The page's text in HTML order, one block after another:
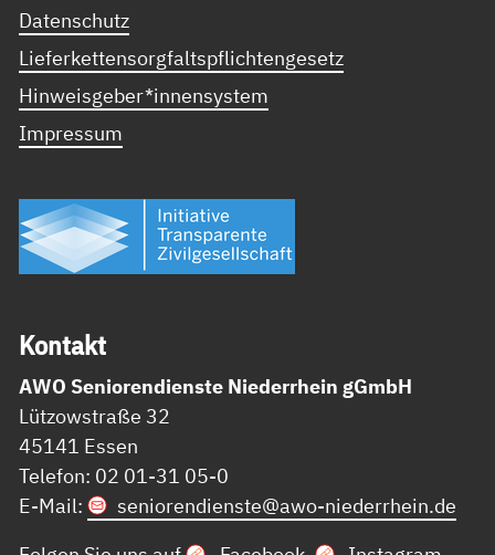
Datenschutz
Lieferkettensorgfaltspflichtengesetz
Hinweisgeber*innensystem
Impressum
Kon­takt
AWO Seniorendienste Niederrhein gGmbH
Lützowstraße 32
45141 Essen
Telefon: 02 01-31 05-0
E-Mail:
seniorendienste@awo-niederrhein.de